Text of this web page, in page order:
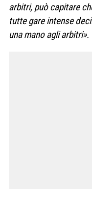
arbitri, può capitare
tutte gare intense
una mano agli arbitri».